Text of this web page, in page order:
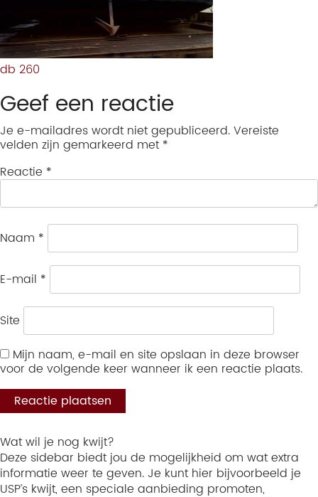
db 260
Geef een reactie
Je e-mailadres wordt niet gepubliceerd.Vereiste
velden zijn gemarkeerd met *
Reactie *
Naam *
E-mail *
Site
Mijn naam, e-mail en site opslaan in deze browser
voor de volgende keer wanneer ik een reactie plaats.
Wat wil je nog kwijt?
Deze sidebar biedt jou de mogelijkheid om wat extra
informatie weer te geven. Je kunt hier bijvoorbeeld je
USP’s kwijt, een speciale aanbieding promoten,